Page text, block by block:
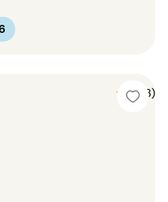
5 (3)